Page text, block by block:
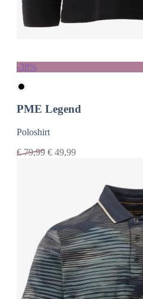
-38%
PME Legend
Poloshirt
€79,99 € 49,99